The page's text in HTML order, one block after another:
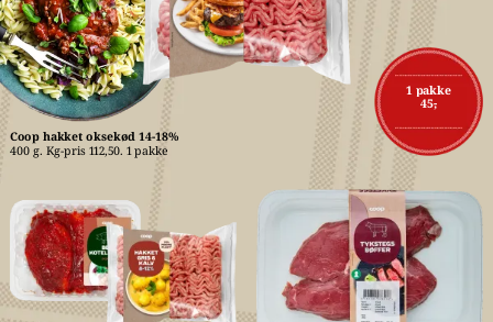
1 pakke
45,-
Coop hakket oksekød 14-18%
400 g. Kg-pris 112,50. 1 pakke